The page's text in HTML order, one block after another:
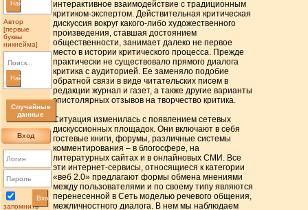
Найти
Автор
[первые
буквы
никнейма]
Найти
Случайные
данные
Вход
запомнить
Вход
интерактивное взаимодействие с традиционным
критиком-экспертом. Действительная критическая
дискуссия вокруг какого-либо художественного
произведения, ставшая достоянием
общественности, занимает далеко не первое
место в истории критического процесса. Прежде
практически не существовало прямого диалога
критика с аудиторией. Ее заменяло подобие
обратной связи в виде читательских писем в
редакции журнал и газет, а также другие варианты
эпистолярных отзывов на творчество критика.
Ситуация изменилась с появлением сетевых
дискуссионных площадок. Они включают в себя
гостевые книги, форумы, различные системы
комментирования – в блогосфере, на
литературных сайтах и в онлайновых СМИ. Все
эти интернет-сервисы, относящиеся к категории
«веб 2.0» предлагают формы обмена мнениями
между пользователями и по своему типу являются
перенесенной в Сеть моделью речевого общения,
межличностного диалога. В нем мы наблюдаем